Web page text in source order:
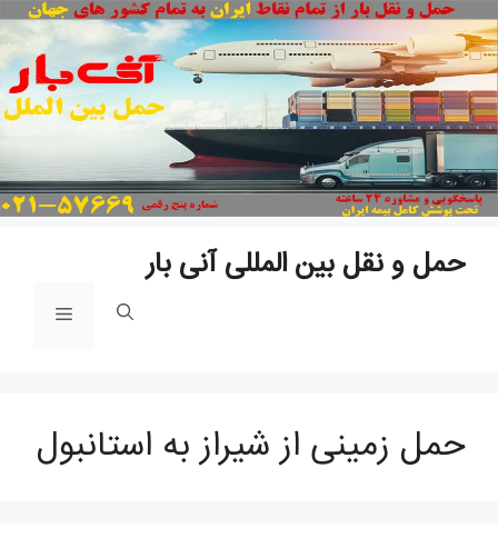
حمل و نقل بین المللی آنی بار
فهرست
حمل زمینی از شیراز به استانبول